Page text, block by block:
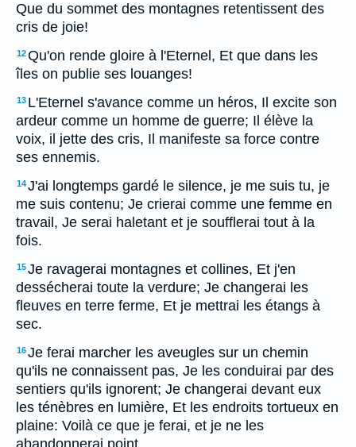
Que du sommet des montagnes retentissent des
cris de joie!
12Qu'on rende gloire à l'Eternel, Et que dans les
îles on publie ses louanges!
13 L'Eternel s'avance comme un héros, Il excite son
ardeur comme un homme de guerre; Il élève la
voix, il jette des cris, Il manifeste sa force contre
ses ennemis.
14J'ai longtemps gardé le silence, je me suis tu, je
me suis contenu; Je crierai comme une femme en
travail, Je serai haletant et je soufflerai tout à la
fois.
15Je ravagerai montagnes et collines, Et j'en
dessécherai toute la verdure; Je changerai les
fleuves en terre ferme, Et je mettrai les étangs à
sec.
16Je ferai marcher les aveugles sur un chemin
qu'ils ne connaissent pas, Je les conduirai par des
sentiers qu'ils ignorent; Je changerai devant eux
les ténèbres en lumière, Et les endroits tortueux en
plaine: Voilà ce que je ferai, et je ne les
abandonnerai point.